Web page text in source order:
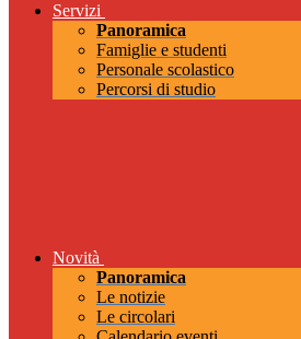
Servizi
Panoramica
Famiglie e studenti
Personale scolastico
Percorsi di studio
Novità
Panoramica
Le notizie
Le circolari